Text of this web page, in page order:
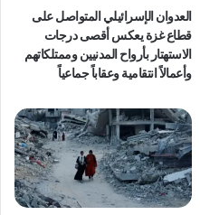
العدوان الإسرائيلي المتواصل على
قطاع غزة يعكس أقصى درجات
الاستهتار بأرواح المدنيين وممتلكاتهم
وأعمالاً انتقامية وعقاباً جماعياً